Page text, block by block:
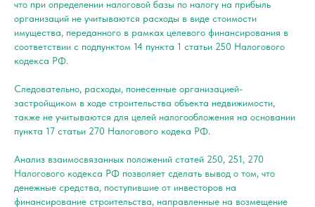
что при определении налоговой базы по налогу на прибыль
организаций не учитываются расходы в виде стоимости
имущества, переданного в рамках целевого финансирования в
соответствии с подпунктом 14 пункта 1 статьи 250 Налогового
кодекса РФ.
Следовательно, расходы, понесенные организацией-
застройщиком в ходе строительства объекта недвижимости,
также не учитываются для целей налогообложения на основании
пункта 17 статьи 270 Налогового кодека РФ.
Анализ взаимосвязанных положений статей 250, 251, 270
Налогового кодекса РФ позволяет сделать вывод о том, что
денежные средства, поступившие от инвесторов на
финансирование строительства, направленные на возмещение